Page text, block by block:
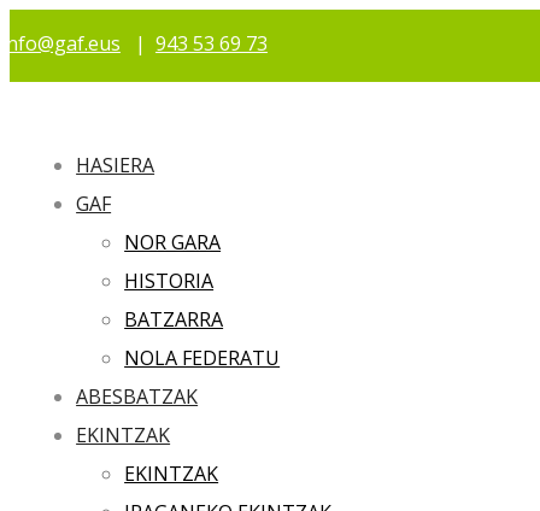
info@gaf.eus | 943 53 69 73
HASIERA
GAF
NOR GARA
HISTORIA
BATZARRA
NOLA FEDERATU
ABESBATZAK
EKINTZAK
EKINTZAK